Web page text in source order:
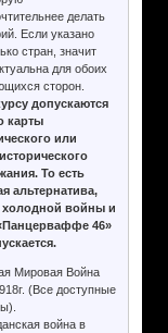
делать
Если указано
стран, значит
для обоих
сторон.
допускаются
карты
или
То есть
альтернатива,
холодной войны и
46»
Мировая Война
(Все доступные
война в